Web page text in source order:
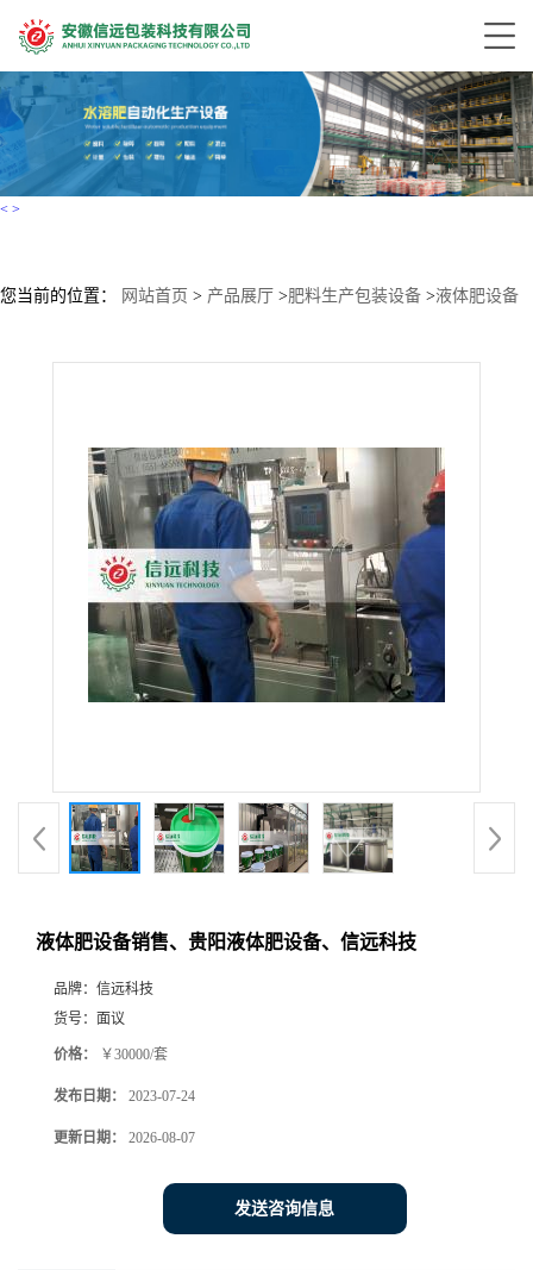
< >
您当前的位置： 网站首页 > 产品展厅 >肥料生产包装设备 >液体肥设备
液体肥设备销售、贵阳液体肥设备、信远科技
品牌： 信远科技
货号： 面议
价格： ￥30000/套
发布日期： 2023-07-24
更新日期： 2026-08-07
发送咨询信息